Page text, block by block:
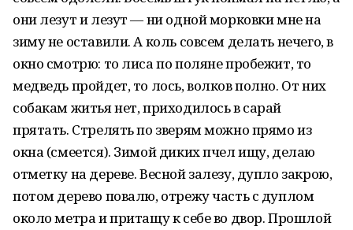
они лезут и лезут — ни одной морковки мне на
зиму не оставили. А коль совсем делать нечего, в
окно смотрю: то лиса по поляне пробежит, то
медведь пройдет, то лось, волков полно. От них
собакам житья нет, приходилось в сарай
прятать. Стрелять по зверям можно прямо из
окна (смеется). Зимой диких пчел ищу, делаю
отметку на дереве. Весной залезу, дупло закрою,
потом дерево повалю, отрежу часть с дуплом
около метра и притащу к себе во двор. Прошлой